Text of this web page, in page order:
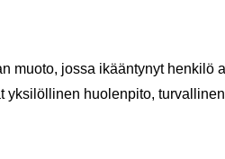
muoto, jossa ikään­ty­nyt hen­ki­lö
yk­si­löl­li­nen huo­len­pi­to,